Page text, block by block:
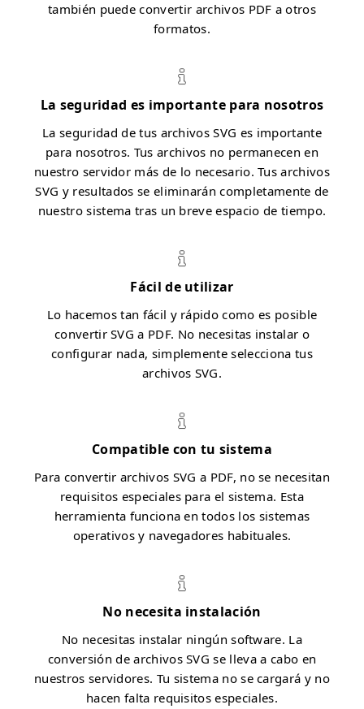
también puede convertir archivos PDF a otros
formatos.
La seguridad es importante para nosotros
La seguridad de tus archivos SVG es importante
para nosotros. Tus archivos no permanecen en
nuestro servidor más de lo necesario. Tus archivos
SVG y resultados se eliminarán completamente de
nuestro sistema tras un breve espacio de tiempo.
Fácil de utilizar
Lo hacemos tan fácil y rápido como es posible
convertir SVG a PDF. No necesitas instalar o
configurar nada, simplemente selecciona tus
archivos SVG.
Compatible con tu sistema
Para convertir archivos SVG a PDF, no se necesitan
requisitos especiales para el sistema. Esta
herramienta funciona en todos los sistemas
operativos y navegadores habituales.
No necesita instalación
No necesitas instalar ningún software. La
conversión de archivos SVG se lleva a cabo en
nuestros servidores. Tu sistema no se cargará y no
hacen falta requisitos especiales.